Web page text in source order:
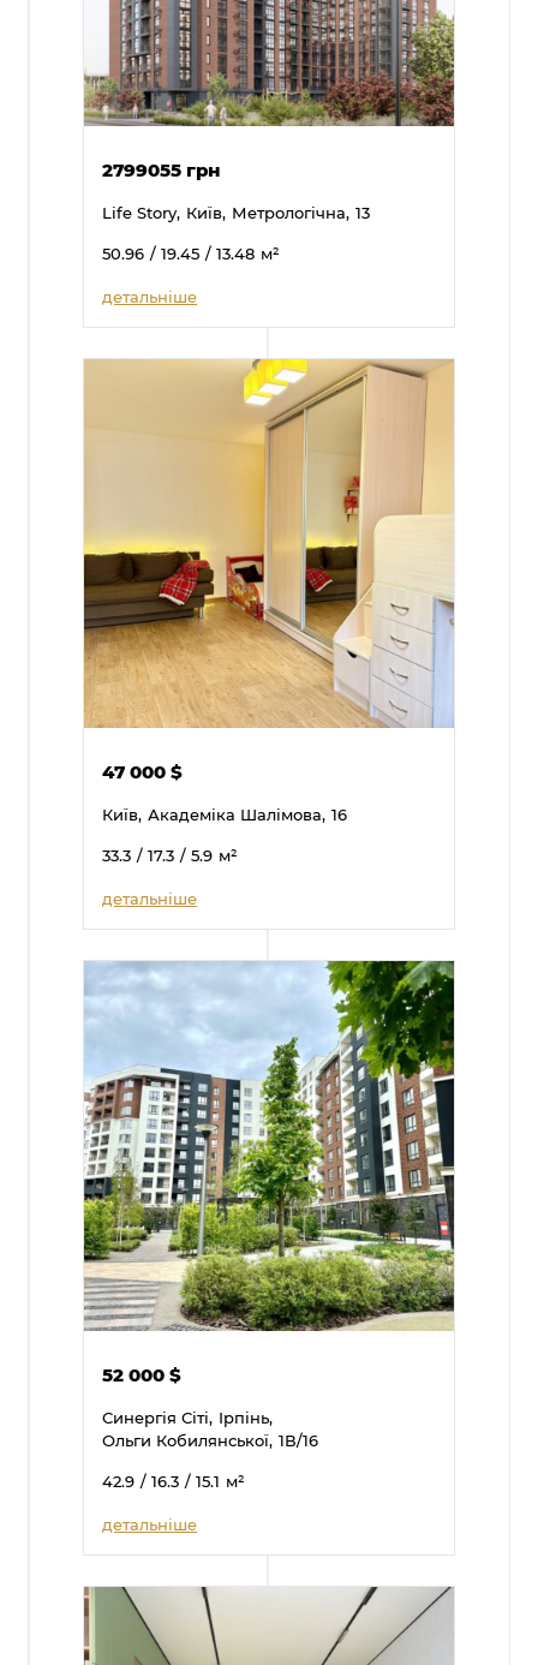
2799055 грн
Life Story, Київ, Метрологічна, 13
50.96 / 19.45 / 13.48 м²
детальніше
47 000$
Київ, Академіка Шалімова, 16
33.3 / 17.3 / 5.9 м²
детальніше
52 000$
Синергія Сіті, Ірпінь,
Ольги Кобилянської, 1В/16
42.9 / 16.3 / 15.1 м²
детальніше